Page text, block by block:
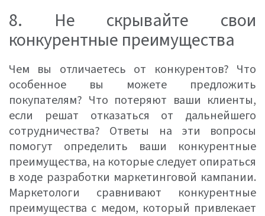
8. Не скрывайте свои
конкурентные преимущества
Чем вы отличаетесь от конкурентов? Что
особенное вы можете предложить
покупателям? Что потеряют ваши клиенты,
если решат отказаться от дальнейшего
сотрудничества? Ответы на эти вопросы
помогут определить ваши конкурентные
преимущества, на которые следует опираться
в ходе разработки маркетинговой кампании.
Маркетологи сравнивают конкурентные
преимущества с медом, который привлекает